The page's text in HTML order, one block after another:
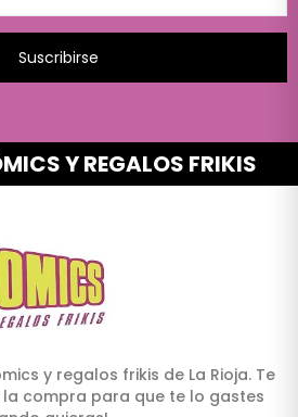
Suscribirse
Y REGALOS FRIKIS
y regalos frikis de La Rioja. Te
la compra para que te lo gastes